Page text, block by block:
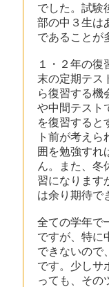
でした。試験
部の中３生は
であることが
１・２年の復
末の定期テス
ら復習する機
や中間テスト
を復習すると
ト前が考え
囲を勉強すれ
ん。また、冬
習になります
は余り期待で
全ての学年で
ですが、特に
できないので
です。少しサ
っても、その